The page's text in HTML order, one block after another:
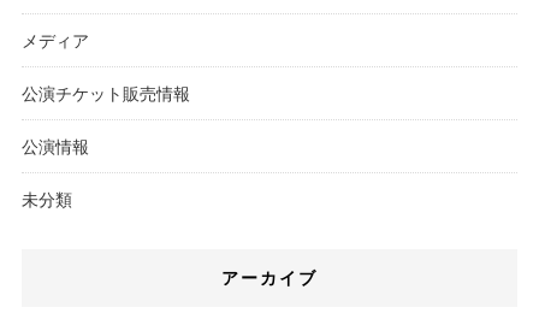
メディア
公演チケット販売情報
公演情報
未分類
アーカイブ